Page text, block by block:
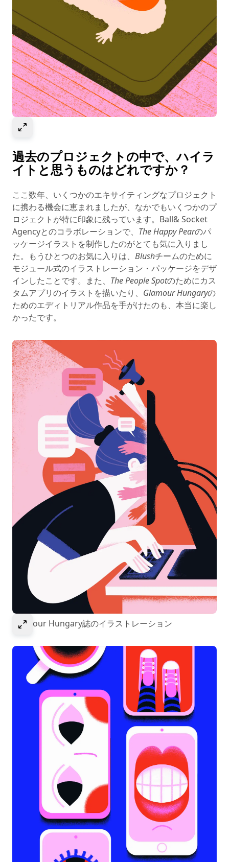
過去のプロジェクトの中で、ハイラ
イトと思うものはどれですか？
ここ数年、いくつかのエキサイティングなプロジェクト
に携わる機会に恵まれましたが、なかでもいくつかのプ
ロジェクトが特に印象に残っています。Ball& Socket
Agencyとのコラボレーションで、 The Happy Pearのパ
ッケージイラストを制作したのがとても気に入りまし
た。もうひとつのお気に入りは、 Blushチームのために
モジュール式のイラストレーション・パッケージをデザ
インしたことです。また、 The People Spotのためにカス
タムアプリのイラストを描いたり、 Glamour Hungaryの
ためのエディトリアル作品を手がけたのも、本当に楽し
かったです。
Select to expand image
Glamour Hungary誌のイラストレーション